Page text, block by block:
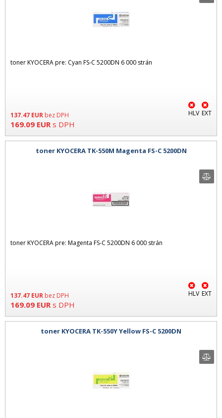
toner KYOCERA pre: Cyan FS-C 5200DN 6 000 strán
137.47 EUR bez DPH
169.09 EUR s DPH
HLV EXT
toner KYOCERA TK-550M Magenta FS-C 5200DN
toner KYOCERA pre: Magenta FS-C 5200DN 6 000 strán
137.47 EUR bez DPH
169.09 EUR s DPH
HLV EXT
toner KYOCERA TK-550Y Yellow FS-C 5200DN